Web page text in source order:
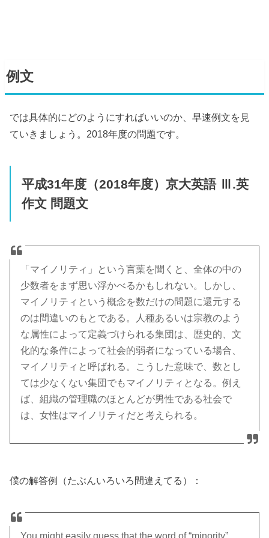
例文
では具体的にどのようにすればいいのか、早速例文を見
ていきましょう。2018年度の問題です。
平成31年度（2018年度）京大英語 Ⅲ.英
作文 問題文
「マイノリティ」という言葉を聞くと、全体の中の
少数者をまず思い浮かべるかもしれない。しかし、
マイノリティという概念を数だけの問題に還元する
のは間違いのもとである。人種あるいは宗教のよう
な属性によって定義づけられる集団は、歴史的、文
化的な条件によって社会的弱者になっている場合、
マイノリティと呼ばれる。こうした意味で、数とし
ては少なくない集団でもマイノリティとなる。例え
ば、組織の管理職のほとんどが男性である社会で
は、女性はマイノリティだと考えられる。
僕の解答例（たぶんいろいろ間違えてる）：
You might easily guess that the word of “minority”